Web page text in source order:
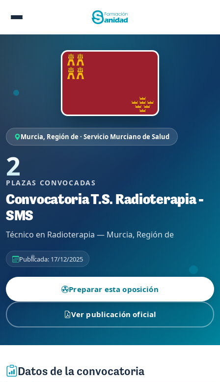
Murcia, Región de · Servicio Murciano de Salud
2
PLAZAS CONVOCADAS
Convocatoria T.S. Radioterapia -
SMS
Técnico en Radioterapia — Murcia, Región de
Publicada: 17/12/2025
Preparar esta oposición
Ver publicación oficial
Datos de la convocatoria